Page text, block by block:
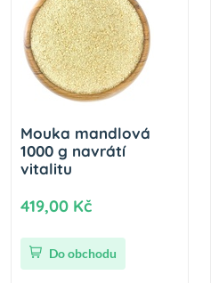
Mouka mandlová
1000 g navrátí
vitalitu
419,00 Kč
Do obchodu